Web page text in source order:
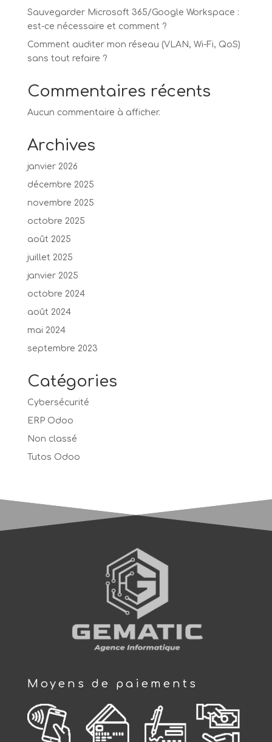
Sauvegarder Microsoft 365/Google Workspace :
est-ce nécessaire et comment ?
Comment auditer mon réseau (VLAN, Wi-Fi, QoS)
sans tout refaire ?
Commentaires récents
Aucun commentaire à afficher.
Archives
janvier 2026
décembre 2025
novembre 2025
octobre 2025
août 2025
juillet 2025
janvier 2025
octobre 2024
août 2024
mai 2024
septembre 2023
Catégories
Cybersécurité
ERP Odoo
Non classé
Tutos Odoo
Moyens de paiements